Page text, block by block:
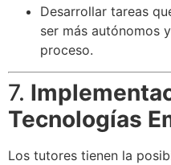
Desarrollar tareas
ser más autónomos
proceso.
7.
Tecnologías
Los tutores tienen la